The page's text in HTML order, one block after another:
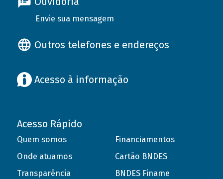
Envie sua mensagem
Outros telefones e endereços
Acesso à informação
Acesso Rápido
Quem somos
Onde atuamos
Transparência
Financiamentos
Cartão BNDES
BNDES Finame